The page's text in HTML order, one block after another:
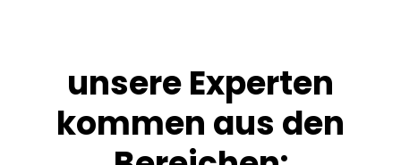
unsere Experten
kommen aus den